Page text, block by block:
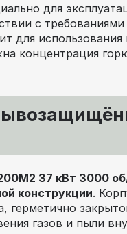
для
с
для использования
концентрация
37 кВт 3000
конструкции.
герметично
газов и пыли вну